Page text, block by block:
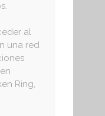
al
una red
Ring,